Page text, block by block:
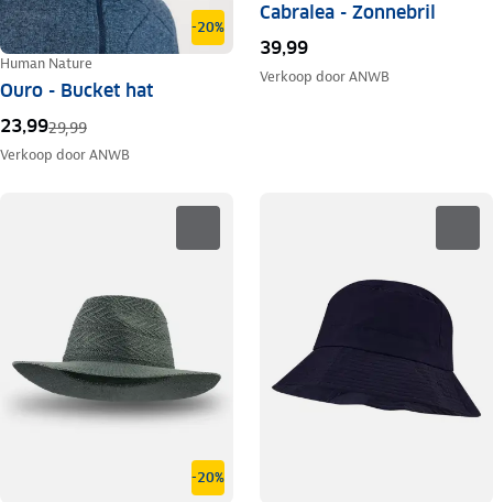
-20%
Human Nature
Ouro - Bucket hat
23,9929,99
Verkoop doorANWB
Cabralea - Zonnebril
39,99
Verkoop doorANWB
-20%